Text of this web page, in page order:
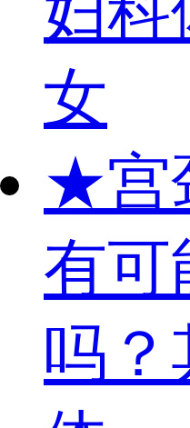
女
★宫
有可
吗？